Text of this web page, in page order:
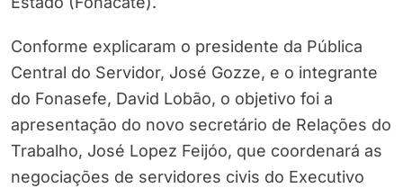
Conforme explicaram o presidente da Pública
Central do Servidor, José Gozze, e o integrante
do Fonasefe, David Lobão, o objetivo foi a
apresentação do novo secretário de Relações do
Trabalho, José Lopez Feijóo, que coordenará as
negociações de servidores civis do Executivo